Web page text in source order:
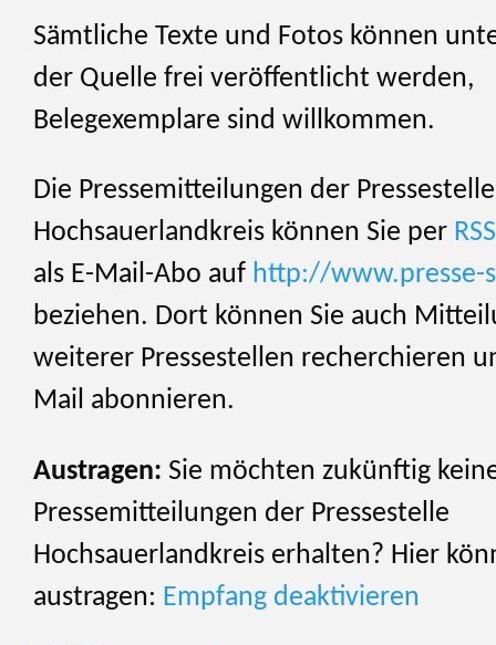
Sämtliche Texte und Fotos können
der Quelle frei veröffentlicht werden,
Belegexemplare sind willkommen.
Die Pressemitteilungen der Pressestelle
Hochsauerlandkreis können Sie per
als E-Mail-Abo auf http://www.presse-
beziehen. Dort können Sie auch
weiterer Pressestellen recherchieren
Mail abonnieren.
Austragen: Sie möchten zukünftig
Pressemitteilungen der Pressestelle
Hochsauerlandkreis erhalten? Hier
austragen: Empfang deaktivieren